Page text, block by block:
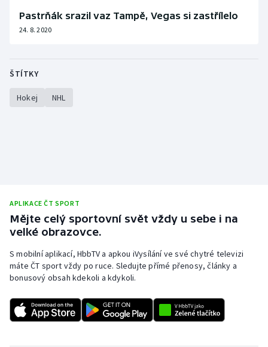
Pastrňák srazil vaz Tampě, Vegas si zastřílelo
24. 8. 2020
ŠTÍTKY
Hokej NHL
APLIKACE ČT SPORT
Mějte celý sportovní svět vždy u sebe i na
velké obrazovce.
S mobilní aplikací, HbbTV a apkou iVysílání ve své chytré televizi
máte ČT sport vždy po ruce. Sledujte přímé přenosy, články a
bonusový obsah kdekoli a kdykoli.